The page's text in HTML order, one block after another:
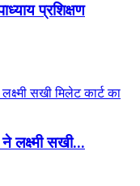
प्रशिक्षण
लक्ष्मी सखी...